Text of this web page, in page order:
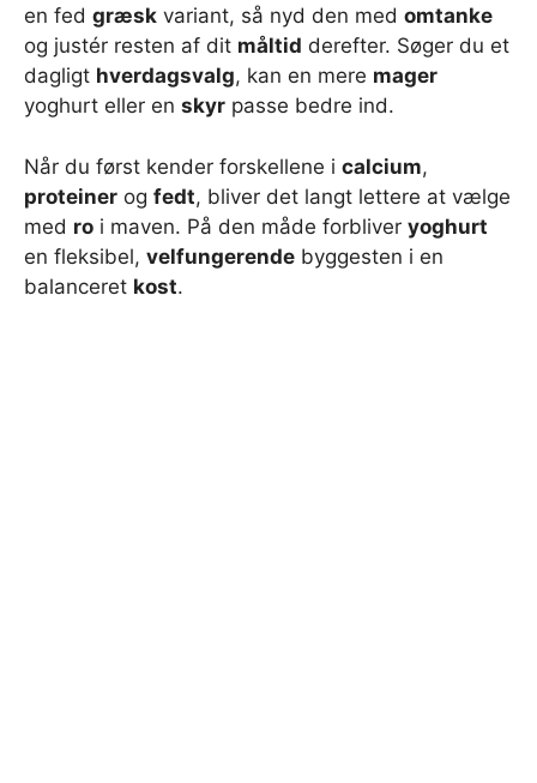
en fed græsk variant, så nyd den med omtanke
og justér resten af dit måltid derefter. Søger du et
dagligt hverdagsvalg, kan en mere mager
yoghurt eller en skyr passe bedre ind.
Når du først kender forskellene i calcium,
proteiner og fedt, bliver det langt lettere at vælge
med ro i maven. På den måde forbliver yoghurt
en fleksibel, velfungerende byggesten i en
balanceret kost.